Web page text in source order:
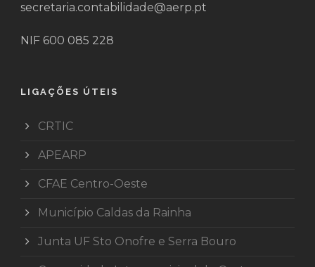
secretaria.contabilidade@aerp.pt
NIF 600 085 228
LIGAÇÕES ÚTEIS
CRTIC
APEARP
CFAE Centro-Oeste
Município Caldas da Rainha
Junta UF Sto Onofre e Serra Bouro